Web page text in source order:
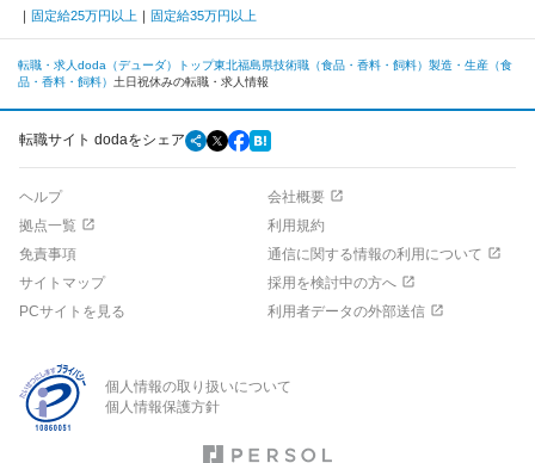
固定給25万円以上 固定給35万円以上
転職・求人doda（デューダ）トップ東北福島県技術職（食品・香料・飼料） 製造・生産（食
品・香料・飼料） 土日祝休みの転職・求人情報
転職サイト dodaをシェア
ヘルプ
会社概要
拠点一覧
利用規約
免責事項
通信に関する情報の利用について
サイトマップ
採用を検討中の方へ
PCサイトを見る
利用者データの外部送信
個人情報の取り扱いについて
個人情報保護方針